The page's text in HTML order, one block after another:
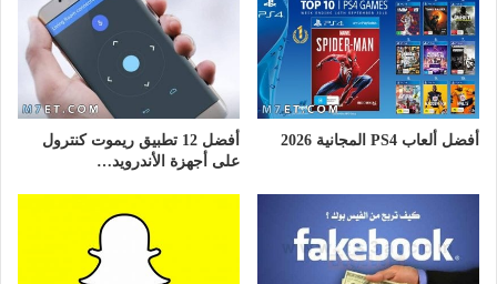
أفضل ألعاب PS4 المجانية 2026
أفضل 12 تطبيق ريموت كنترول
على أجهزة الأندرويد…